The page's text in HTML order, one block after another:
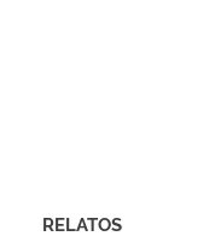
RELATOS